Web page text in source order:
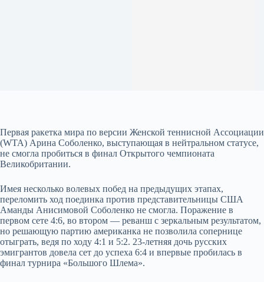
Первая ракетка мира по версии Женской теннисной Ассоциации
(WTA) Арина Соболенко, выступающая в нейтральном статусе,
не смогла пробиться в финал Открытого чемпионата
Великобритании.
Имея несколько волевых побед на предыдущих этапах,
переломить ход поединка против представительницы США
Аманды Анисимовой Соболенко не смогла. Поражение в
первом сете 4:6, во втором — реванш с зеркальным результатом,
но решающую партию американка не позволила сопернице
отыграть, ведя по ходу 4:1 и 5:2. 23-летняя дочь русских
эмигрантов довела сет до успеха 6:4 и впервые пробилась в
финал турнира «Большого Шлема».